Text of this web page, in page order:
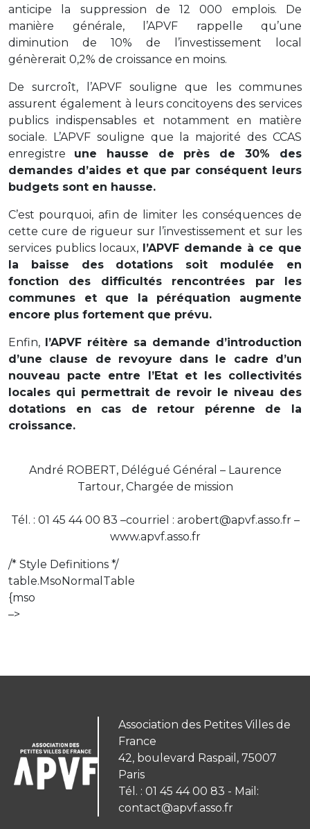
anticipe la suppression de 12 000 emplois. De
manière générale, l’APVF rappelle qu’une
diminution de 10% de l’investissement local
génèrerait 0,2% de croissance en moins.
De surcroît, l’APVF souligne que les communes
assurent également à leurs concitoyens des services
publics indispensables et notamment en matière
sociale. L’APVF souligne que la majorité des CCAS
enregistre une hausse de près de 30% des
demandes d’aides et que par conséquent leurs
budgets sont en hausse.
C’est pourquoi, afin de limiter les conséquences de
cette cure de rigueur sur l’investissement et sur les
services publics locaux, l’APVF demande à ce que
la baisse des dotations soit modulée en
fonction des difficultés rencontrées par les
communes et que la péréquation augmente
encore plus fortement que prévu.
Enfin, l’APVF réitère sa demande d’introduction
d’une clause de revoyure dans le cadre d’un
nouveau pacte entre l’Etat et les collectivités
locales qui permettrait de revoir le niveau des
dotations en cas de retour pérenne de la
croissance.
André ROBERT, Délégué Général – Laurence
Tartour, Chargée de mission
Tél. : 01 45 44 00 83 –courriel : arobert@apvf.asso.fr –
www.apvf.asso.fr
/* Style Definitions */
table.MsoNormalTable
{mso
–>
Association des Petites Villes de
France
42, boulevard Raspail, 75007
Paris
Tél. : 01 45 44 00 83 - Mail:
contact@apvf.asso.fr